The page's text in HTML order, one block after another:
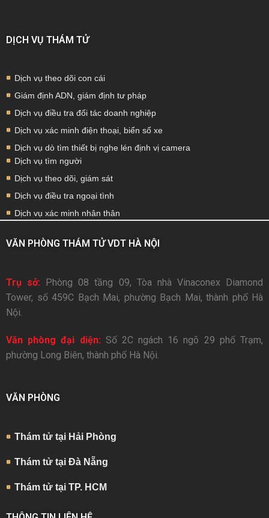
DỊCH VỤ THÁM TỬ
Dịch vụ theo dõi con cái
Giám định ADN, giám định tư pháp
Dịch vụ điều tra đối tác doanh nghiệp
Dịch vụ xác minh điện thoại, biển số xe
Dịch vụ dò tìm thiết bị nghe lén định vị camera
Dịch vụ tìm người
Dịch vụ theo dõi, giám sát
Dịch vụ điều tra ngoại tình
Dịch vụ xác minh nhân thân
VĂN PHÒNG THÁM TỬ VDT HÀ NỘI
Trụ sở: Phòng 08 tầng 09, Tòa nhà Vinaconex Diamond
Tower, số 459C Bạch Mai, phường Bạch Mai, thành phố Hà
Nội.
Văn phòng đại diện: Số 2C ngách 16 ngõ 29 phố Trạm,
phường Long Biên, thành phố Hà Nội.
VĂN PHÒNG
Thám tử tại Hải Phòng
Thám tử tại Đà Nẵng
Thám tử tại TP. HCM